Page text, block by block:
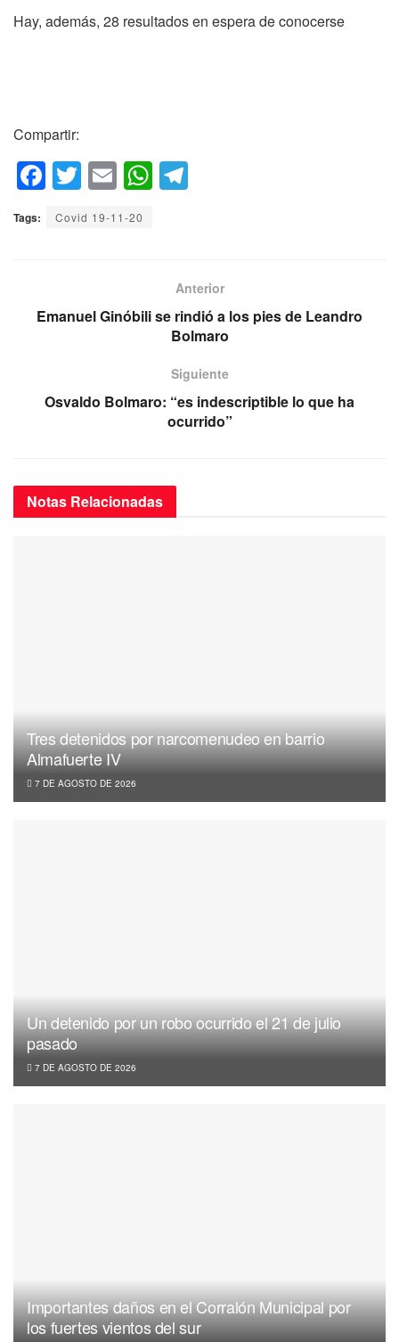
Hay, además, 28 resultados en espera de conocerse
Compartir:
F
a
c
o
T
wi
tt
E
m
ail
W
h
p
a
m
Tags: Covid 19-11-20
Anterior
Emanuel Ginóbili se rindió a los pies de Leandro
Bolmaro
Siguiente
Osvaldo Bolmaro: “es indescriptible lo que ha
ocurrido”
Notas Relacionadas
Tres detenidos por narcomenudeo en barrio
Almafuerte IV
7 DE AGOSTO DE 2026
Un detenido por un robo ocurrido el 21 de julio
pasado
7 DE AGOSTO DE 2026
Importantes daños en el Corralón Municipal por
los fuertes vientos del sur